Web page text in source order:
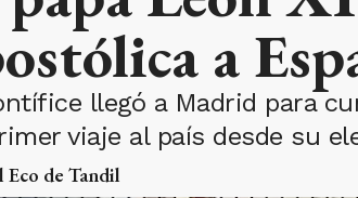
a
llegó a Madrid para
viaje al país desde su
Eco de Tandil